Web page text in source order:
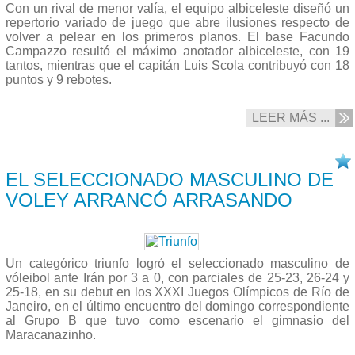
Con un rival de menor valía, el equipo albiceleste diseñó un
repertorio variado de juego que abre ilusiones respecto de
volver a pelear en los primeros planos. El base Facundo
Campazzo resultó el máximo anotador albiceleste, con 19
tantos, mientras que el capitán Luis Scola contribuyó con 18
puntos y 9 rebotes.
LEER MÁS ...
EL SELECCIONADO MASCULINO DE
VOLEY ARRANCÓ ARRASANDO
Un categórico triunfo logró el seleccionado masculino de
vóleibol ante Irán por 3 a 0, con parciales de 25-23, 26-24 y
25-18, en su debut en los XXXI Juegos Olímpicos de Río de
Janeiro, en el último encuentro del domingo correspondiente
al Grupo B que tuvo como escenario el gimnasio del
Maracanazinho.